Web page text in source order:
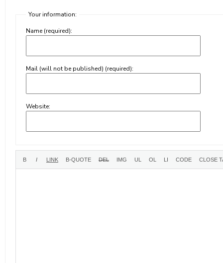
Your information:
Name (required):
Mail (will not be published) (required):
Website: